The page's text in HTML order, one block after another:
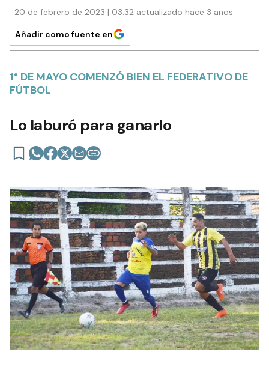
20 de febrero de 2023 | 03:32 actualizado hace 3 años
Añadir como fuente en
1° DE MAYO COMENZÓ BIEN EL FEDERATIVO DE
FÚTBOL
Lo laburó para ganarlo